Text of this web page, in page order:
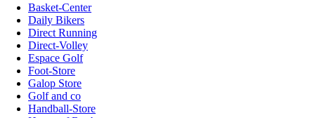
Basket-Center
Daily Bikers
Direct Running
Direct-Volley
Espace Golf
Foot-Store
Galop Store
Golf and co
Handball-Store